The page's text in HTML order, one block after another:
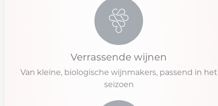
Verrassende wijnen
Van kleine, biologische wijnmakers, passend in het
seizoen